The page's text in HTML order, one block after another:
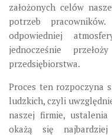
założonych celów
potrzeb
odpowiedniej
jednocześnie
przedsiębiorstwa.
Proces ten rozpoczyna
ludzkich, czyli
naszej firmie,
okażą się